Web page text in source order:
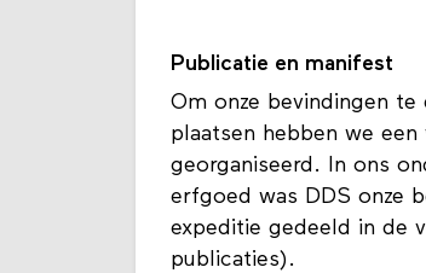
Publicatie en manifest
Om onze bevindingen
plaatsen hebben we
georganiseerd. In ons
erfgoed was DDS onze
expeditie gedeeld in de